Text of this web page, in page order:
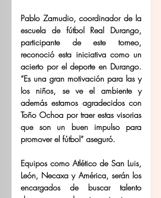
Pablo Zamudio, coordinador de la
escuela de fútbol Real Durango,
participante de este torneo,
reconoció esta iniciativa como un
acierto por el deporte en Durango.
“Es una gran motivación para las y
los niños, se ve el ambiente y
además estamos agradecidos con
Toño Ochoa por traer estas visorias
que son un buen impulso para
promover el fútbol” aseguró.
Equipos como Atlético de San Luis,
León, Necaxa y América, serán los
encargados de buscar talento